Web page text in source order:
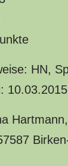
HN,
10.03.2015